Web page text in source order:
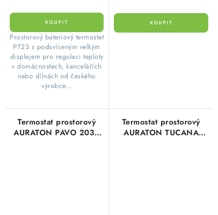
​Prostorový bateriový termostat
PT23 s podsvíceným velkým
displejem pro regulaci teploty
v domácnostech, kancelářích
nebo dílnách od českého
výrobce...
Termostat prostorový
AURATON PAVO 2030
Termostat prostorový
AURATON TUCANA